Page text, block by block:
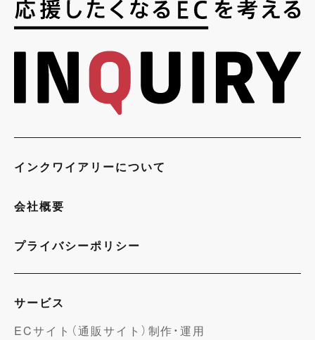
インクワイアリーについて
会社概要
プライバシーポリシー
サービス
ECサイト（通販サイト）制作・運用